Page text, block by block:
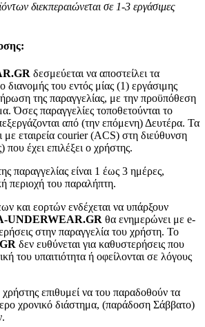
διεκπεραιώνεται σε 1-3 εργάσιμες
δεσμεύεται να αποστείλει τα
διανομής του εντός μίας (1) εργάσιμης
της παραγγελίας, με την προϋπόθεση
Όσες παραγγελίες τοποθετούνται το
από (την επόμενη) Δευτέρα. Τα
με εταιρεία courier (ACS) στη διεύθυνση
που έχει επιλέξει ο χρήστης.
παραγγελίας είναι 1 έως 3 ημέρες,
περιοχή του παραλήπτη.
και εορτών ενδέχεται να υπάρξουν
UNDERWEAR.GR θα ενημερώνει με e-
στην παραγγελία του χρήστη. Το
δεν ευθύνεται για καθυστερήσεις που
του υπαιτιότητα ή οφείλονται σε λόγους
επιθυμεί να του παραδοθούν τα
χρονικό διάστημα, (παράδοση Σάββατο)